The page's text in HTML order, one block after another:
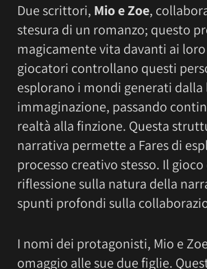
Due scrittori, Mio e Zoe,
stesura di un romanzo; questo
magicamente vita davanti ai
giocatori controllano questi
esplorano i mondi generati dalla
immaginazione, passando
realtà alla finzione. Questa
narrativa permette a Fares di
processo creativo stesso. Il
riflessione sulla natura della
spunti profondi sulla
I nomi dei protagonisti, Mio e
omaggio alle sue due figlie.